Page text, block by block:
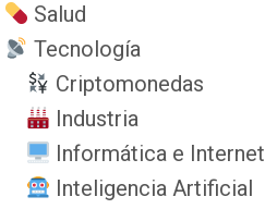
Salud
Tecnología
Criptomonedas
Industria
Informática e Internet
Inteligencia Artificial